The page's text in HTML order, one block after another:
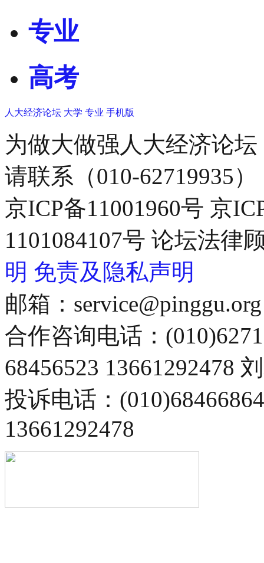
专业
高考
人大经济论坛 大学 专业 手机版
为做大做强人大经济论
请联系（010-62719935）
京ICP备11001960号 京
1101084107号 论坛法律
明 免责及隐私声明
邮箱：service@pinggu.org
合作咨询电话：
68456523 13661292478
投诉电话：
13661292478